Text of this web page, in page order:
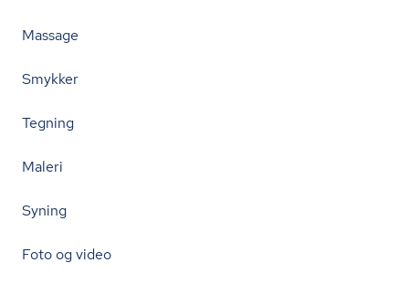
Massage
Smykker
Tegning
Maleri
Syning
Foto og video